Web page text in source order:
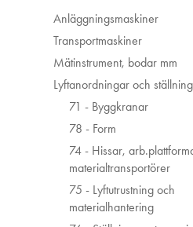
Anläggningsmaskiner
Transportmaskiner
Mätinstrument, bodar mm
Lyftanordningar och ställning
71 - Byggkranar
78 - Form
74 - Hissar,
materialtransportörer
75 - Lyftutrustning och
materialhantering